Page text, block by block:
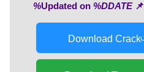
📌 Updated on
%DDATE%
Download Crack